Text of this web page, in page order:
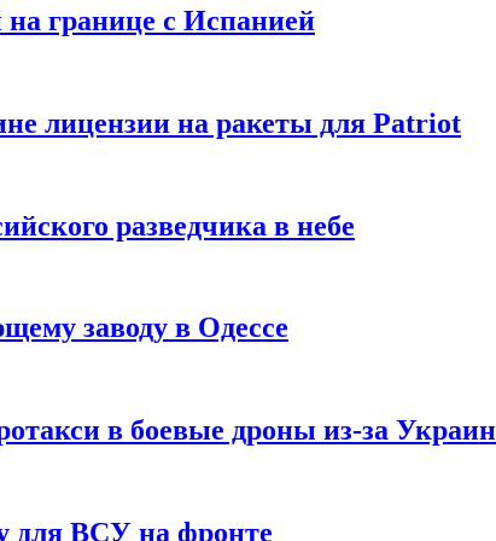
границе с Испанией
лицензии на ракеты для Patriot
разведчика в небе
заводу в Одессе
в боевые дроны из-за
для ВСУ на фронте